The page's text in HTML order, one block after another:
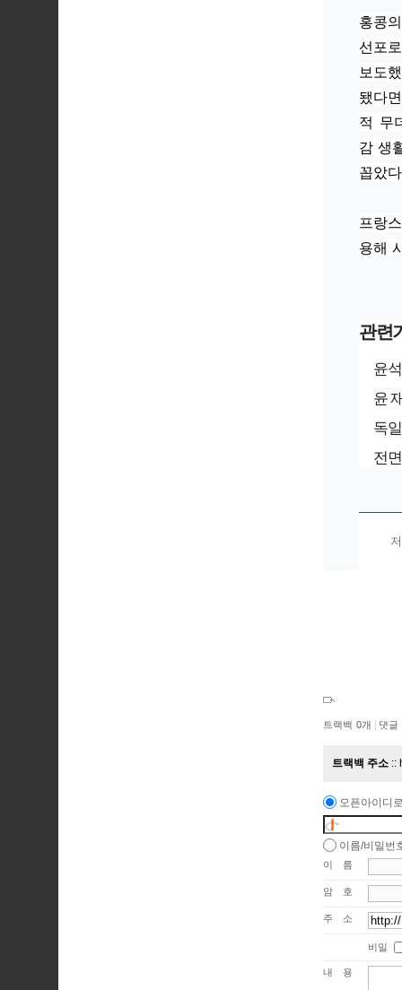
홍콩
선포
보도
됐다
적 무
감 생
꼽았
프랑
용해
관련
윤
윤
독
전
트랙백 0개 댓글
트랙백 주소
오픈아이디
이름/비밀번
이름
암호
주소
비밀
내용